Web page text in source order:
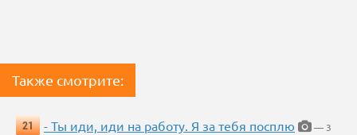
Также смотрите:
21 - Ты иди, иди на работу. Я за тебя посплю
— 3